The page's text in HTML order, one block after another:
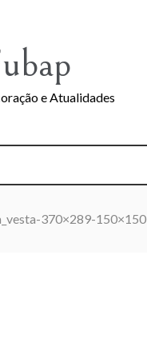
e Atualidades
370×289-150×150